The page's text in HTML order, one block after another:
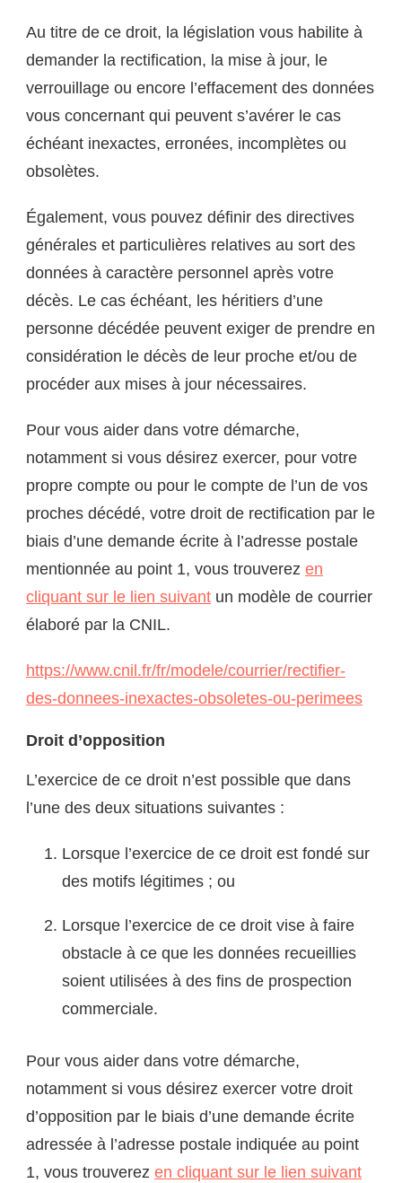
Au titre de ce droit, la législation vous habilite à
demander la rectification, la mise à jour, le
verrouillage ou encore l’effacement des données
vous concernant qui peuvent s’avérer le cas
échéant inexactes, erronées, incomplètes ou
obsolètes.
Également, vous pouvez définir des directives
générales et particulières relatives au sort des
données à caractère personnel après votre
décès. Le cas échéant, les héritiers d’une
personne décédée peuvent exiger de prendre en
considération le décès de leur proche et/ou de
procéder aux mises à jour nécessaires.
Pour vous aider dans votre démarche,
notamment si vous désirez exercer, pour votre
propre compte ou pour le compte de l’un de vos
proches décédé, votre droit de rectification par le
biais d’une demande écrite à l’adresse postale
mentionnée au point 1, vous trouverez en
cliquant sur le lien suivant un modèle de courrier
élaboré par la CNIL.
https://www.cnil.fr/fr/modele/courrier/rectifier-
des-donnees-inexactes-obsoletes-ou-perimees
Droit d’opposition
L’exercice de ce droit n’est possible que dans
l’une des deux situations suivantes :
Lorsque l’exercice de ce droit est fondé sur
des motifs légitimes ; ou
Lorsque l’exercice de ce droit vise à faire
obstacle à ce que les données recueillies
soient utilisées à des fins de prospection
commerciale.
Pour vous aider dans votre démarche,
notamment si vous désirez exercer votre droit
d’opposition par le biais d’une demande écrite
adressée à l’adresse postale indiquée au point
1, vous trouverez en cliquant sur le lien suivant